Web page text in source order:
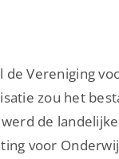
Vereniging
zou het
de
voor